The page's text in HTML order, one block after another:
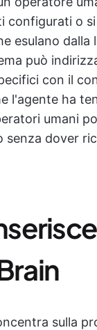
configurati o
esulano dalla
può
con il
l'agente ha
umani
senza dover
sulla